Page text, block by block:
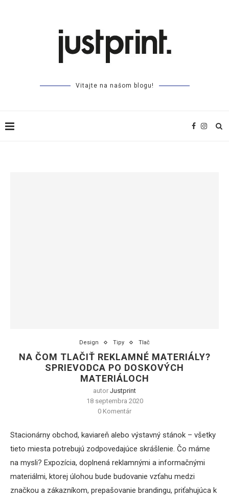
Vitajte na našom blogu!
Design Tipy Tlač
NA ČOM TLAČIŤ REKLAMNÉ MATERIÁLY?
SPRIEVODCA PO DOSKOVÝCH
MATERIÁLOCH
autor Justprint
18 septembra 2020
0 Komentár
Stacionárny obchod, kaviareň alebo výstavný stánok – všetky
tieto miesta potrebujú zodpovedajúce skrášlenie. Čo máme
na mysli? Expozícia, doplnená reklamnými a informačnými
materiálmi, ktorej úlohou bude budovanie vzťahu medzi
značkou a zákazníkom, prepašovanie brandingu, priťahujúca k